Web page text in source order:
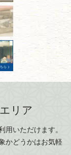
第
リア
いただけます。
かどうかはお気軽